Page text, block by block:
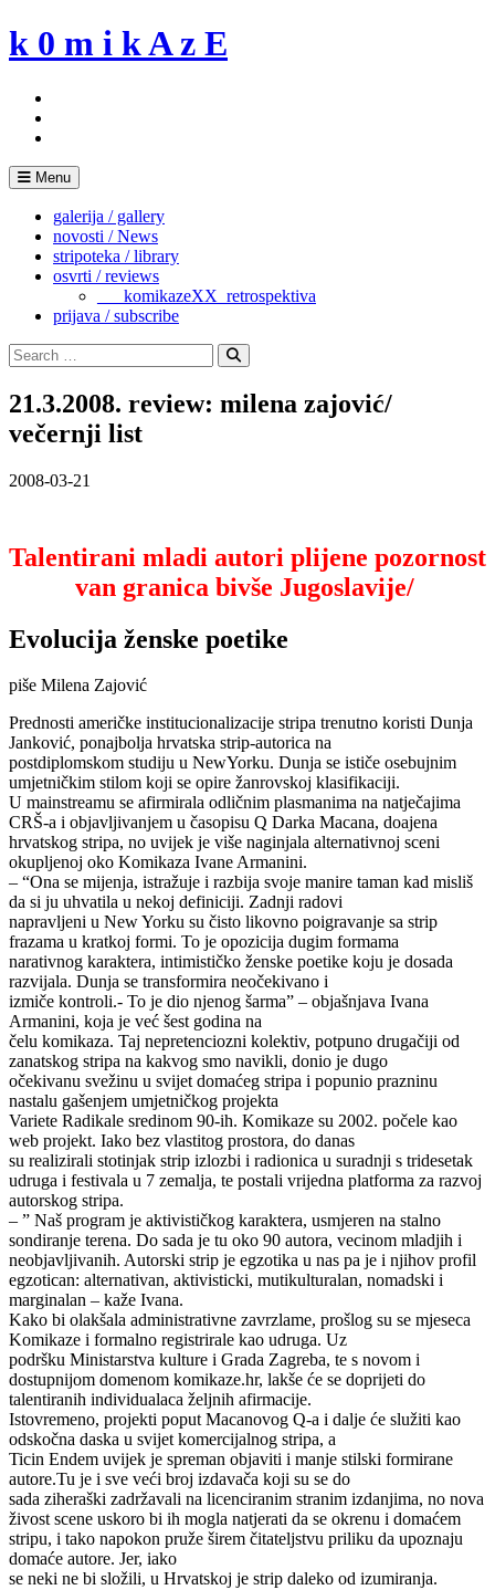
Skip
to
k 0 m i k A z E
Menu
galerija / gallery
novosti / News
stripoteka / library
osvrti / reviews
___komikazeXX_retrospektiva
prijava / subscribe
Search
for:
Search
21.3.2008. review: milena zajović/
večernji list
2008-03-21
Talentirani mladi autori plijene pozornost
van granica bivše Jugoslavije/
Evolucija ženske poetike
piše Milena Zajović
Prednosti američke institucionalizacije stripa trenutno koristi Dunja
Janković, ponajbolja hrvatska strip-autorica na
postdiplomskom studiju u NewYorku. Dunja se ističe osebujnim
umjetničkim stilom koji se opire žanrovskoj klasifikaciji.
U mainstreamu se afirmirala odličnim plasmanima na natječajima
CRŠ-a i objavljivanjem u časopisu Q Darka Macana, doajena
hrvatskog stripa, no uvijek je više naginjala alternativnoj sceni
okupljenoj oko Komikaza Ivane Armanini.
– “Ona se mijenja, istražuje i razbija svoje manire taman kad misliš
da si ju uhvatila u nekoj definiciji. Zadnji radovi
napravljeni u New Yorku su čisto likovno poigravanje sa strip
frazama u kratkoj formi. To je opozicija dugim formama
narativnog karaktera, intimističko ženske poetike koju je dosada
razvijala. Dunja se transformira neočekivano i
izmiče kontroli.- To je dio njenog šarma” – objašnjava Ivana
Armanini, koja je već šest godina na
čelu komikaza. Taj nepretenciozni kolektiv, potpuno drugačiji od
zanatskog stripa na kakvog smo navikli, donio je dugo
očekivanu svežinu u svijet domaćeg stripa i popunio prazninu
nastalu gašenjem umjetničkog projekta
Variete Radikale sredinom 90-ih. Komikaze su 2002. počele kao
web projekt. Iako bez vlastitog prostora, do danas
su realizirali stotinjak strip izlozbi i radionica u suradnji s tridesetak
udruga i festivala u 7 zemalja, te postali vrijedna platforma za razvoj
autorskog stripa.
– ” Naš program je aktivističkog karaktera, usmjeren na stalno
sondiranje terena. Do sada je tu oko 90 autora, vecinom mladjih i
neobjavljivanih. Autorski strip je egzotika u nas pa je i njihov profil
egzotican: alternativan, aktivisticki, mutikulturalan, nomadski i
marginalan – kaže Ivana.
Kako bi olakšala administrativne zavrzlame, prošlog su se mjeseca
Komikaze i formalno registrirale kao udruga. Uz
podršku Ministarstva kulture i Grada Zagreba, te s novom i
dostupnijom domenom komikaze.hr, lakše će se doprijeti do
talentiranih individualaca željnih afirmacije.
Istovremeno, projekti poput Macanovog Q-a i dalje će služiti kao
odskočna daska u svijet komercijalnog stripa, a
Ticin Endem uvijek je spreman objaviti i manje stilski formirane
autore.Tu je i sve veći broj izdavača koji su se do
sada ziheraški zadržavali na licenciranim stranim izdanjima, no nova
živost scene uskoro bi ih mogla natjerati da se okrenu i domaćem
stripu, i tako napokon pruže širem čitateljstvu priliku da upoznaju
domaće autore. Jer, iako
se neki ne bi složili, u Hrvatskoj je strip daleko od izumiranja.